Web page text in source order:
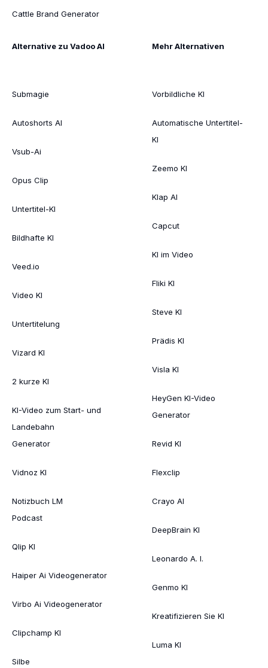
Cattle Brand Generator
Alternative zu Vadoo AI
Submagie
Autoshorts AI
Vsub-Ai
Opus Clip
Untertitel-KI
Bildhafte KI
Veed.io
Video KI
Untertitelung
Vizard KI
2 kurze KI
KI-Video zum Start- und
Landebahn
Generator
Vidnoz KI
Notizbuch LM
Podcast
Qlip KI
Haiper Ai Videogenerator
Virbo Ai Videogenerator
Clipchamp KI
Silbe
Mehr Alternativen
Vorbildliche KI
Automatische Untertitel-
KI
Zeemo KI
Klap AI
Capcut
KI im Video
Fliki KI
Steve KI
Prädis KI
Visla KI
HeyGen KI-Video
Generator
Revid KI
Flexclip
Crayo AI
DeepBrain KI
Leonardo A. I.
Genmo KI
Kreatifizieren Sie KI
Luma KI